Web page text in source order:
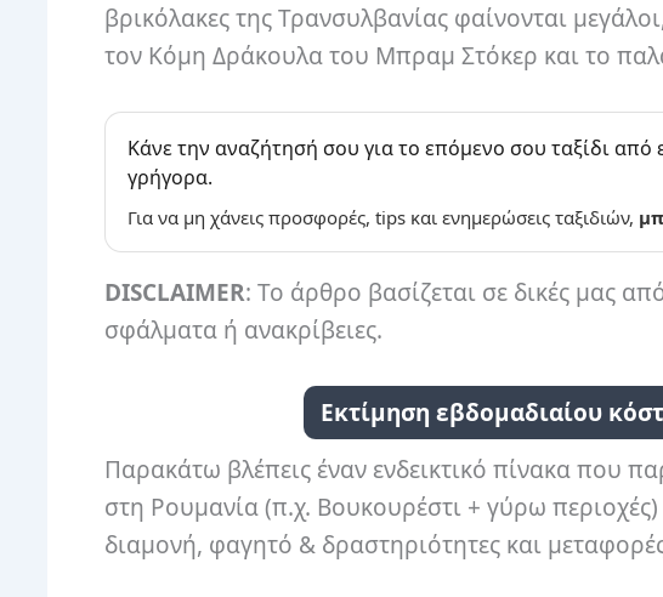
βρικόλακες της Τρανσυλβανίας φαίνονται
τον Κόμη Δράκουλα του Μπραμ Στόκερ και το
Κάνε την αναζήτησή σου για το επόμενο σου ταξίδι από
γρήγορα.
Για να μη χάνεις προσφορές, tips και ενημερώσεις ταξιδιών,
DISCLAIMER: Το άρθρο βασίζεται σε δικές μας
σφάλματα ή ανακρίβειες.
Εκτίμηση εβδομαδιαίου
Παρακάτω βλέπεις έναν ενδεικτικό πίνακα που
στη Ρουμανία (π.χ. Βουκουρέστι + γύρω
διαμονή, φαγητό & δραστηριότητες και